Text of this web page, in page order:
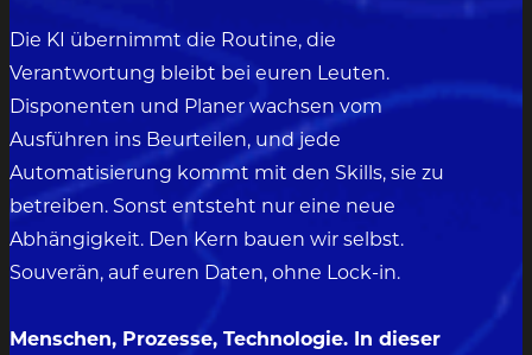
Die KI übernimmt die Routine, die
Verantwortung bleibt bei euren Leuten.
Disponenten und Planer wachsen vom
Ausführen ins Beurteilen, und jede
Automatisierung kommt mit den Skills, sie zu
betreiben. Sonst entsteht nur eine neue
Abhängigkeit. Den Kern bauen wir selbst.
Souverän, auf euren Daten, ohne Lock-in.
Menschen, Prozesse, Technologie. In dieser